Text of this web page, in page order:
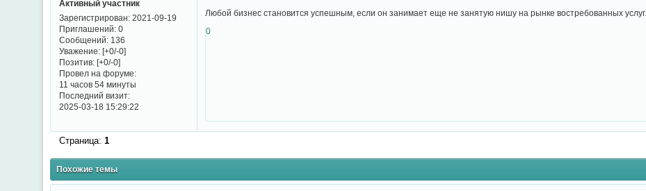
Активный участник
Зарегистрирован: 2021-09-19
Приглашений:0
Сообщений:136
Уважение: [+0/-0]
Позитив: [+0/-0]
Провел на форуме:
11 часов 54 минуты
Последний визит:
2025-03-18 15:29:22
Любой бизнес становится успешным, если он занимает еще не занятую нишу на рынке востребованных услуг.
0
Страница: 1
Похожие темы